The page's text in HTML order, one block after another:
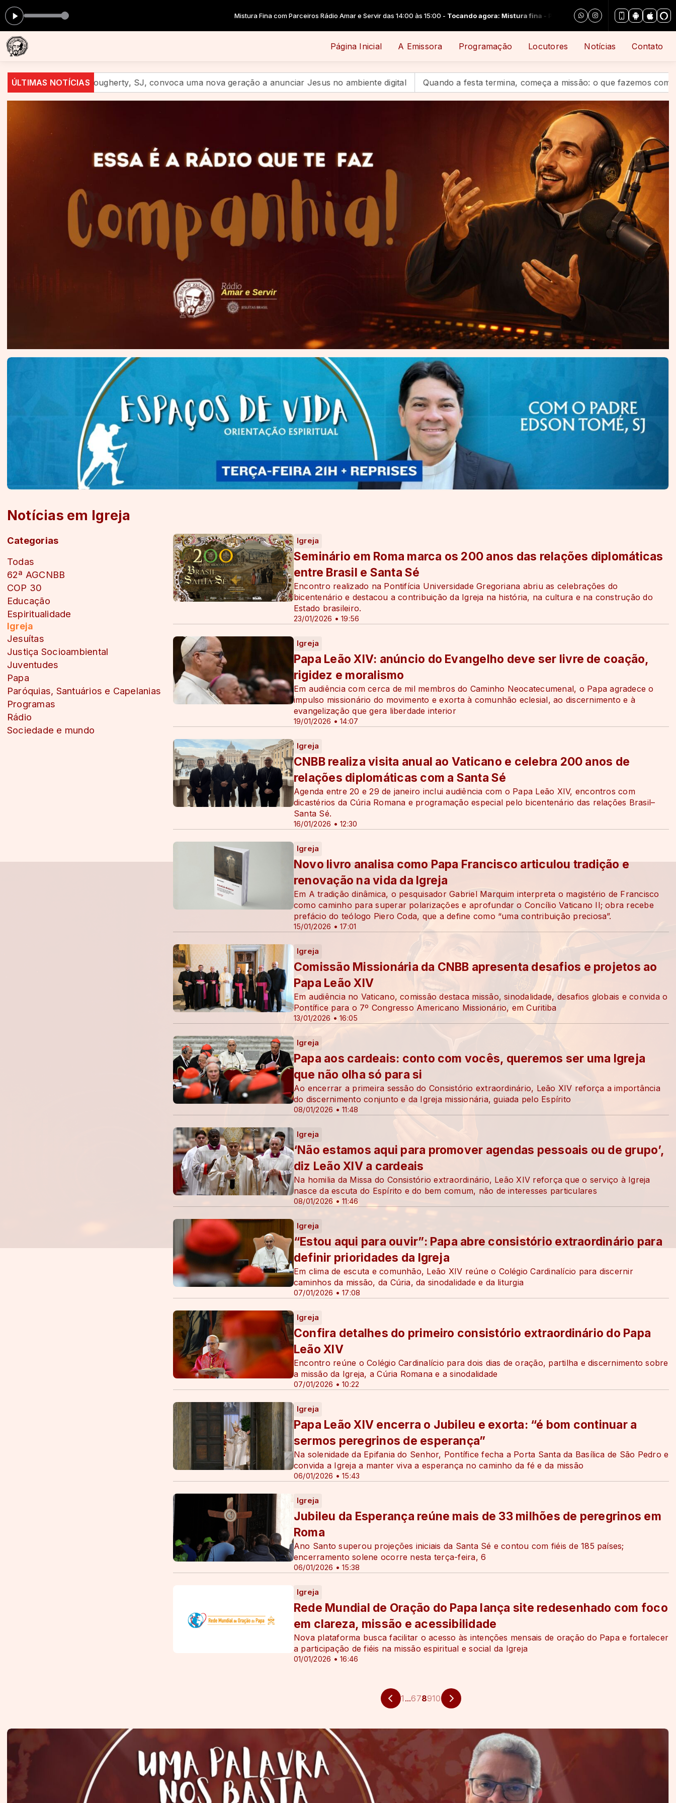
Mistura Fina com Parceiros Rádio Amar e Servir das 14:00 às 15:00 -Tocando agora: Mistura fina - Parte 2
Página Inicial A Emissora Programação Locutores Notícias Contato
ÚLTIMAS NOTÍCIAS
SJ, convoca uma nova geração a anunciar Jesus no ambiente digital Quando a festa termina, começa a missão: o que fazemos com o legado de Santo Inácio?
Notícias em Igreja
Categorias
Todas
62ª AGCNBB
COP 30
Educação
Espiritualidade
Igreja
Jesuítas
Justiça Socioambiental
Juventudes
Papa
Paróquias, Santuários e Capelanias
Programas
Rádio
Sociedade e mundo
Igreja
23/01/2026 • 19:56
Seminário em Roma marca os 200 anos das relações diplomáticas
entre Brasil e Santa Sé
Encontro realizado na Pontifícia Universidade Gregoriana abriu as celebrações do
bicentenário e destacou a contribuição da Igreja na história, na cultura e na construção do
Estado brasileiro.
Igreja
19/01/2026 • 14:07
Papa Leão XIV: anúncio do Evangelho deve ser livre de coação,
rigidez e moralismo
Em audiência com cerca de mil membros do Caminho Neocatecumenal, o Papa agradece o
impulso missionário do movimento e exorta à comunhão eclesial, ao discernimento e à
evangelização que gera liberdade interior
Igreja
16/01/2026 • 12:30
CNBB realiza visita anual ao Vaticano e celebra 200 anos de
relações diplomáticas com a Santa Sé
Agenda entre 20 e 29 de janeiro inclui audiência com o Papa Leão XIV, encontros com
dicastérios da Cúria Romana e programação especial pelo bicentenário das relações Brasil–
Santa Sé.
Igreja
15/01/2026 • 17:01
Novo livro analisa como Papa Francisco articulou tradição e
renovação na vida da Igreja
Em A tradição dinâmica, o pesquisador Gabriel Marquim interpreta o magistério de Francisco
como caminho para superar polarizações e aprofundar o Concílio Vaticano II; obra recebe
prefácio do teólogo Piero Coda, que a define como “uma contribuição preciosa”.
Igreja
13/01/2026 • 16:05
Comissão Missionária da CNBB apresenta desafios e projetos ao
Papa Leão XIV
Em audiência no Vaticano, comissão destaca missão, sinodalidade, desafios globais e convida o
Pontífice para o 7º Congresso Americano Missionário, em Curitiba
Igreja
08/01/2026 • 11:48
Papa aos cardeais: conto com vocês, queremos ser uma Igreja
que não olha só para si
Ao encerrar a primeira sessão do Consistório extraordinário, Leão XIV reforça a importância
do discernimento conjunto e da Igreja missionária, guiada pelo Espírito
Igreja
08/01/2026 • 11:46
‘Não estamos aqui para promover agendas pessoais ou de grupo’,
diz Leão XIV a cardeais
Na homilia da Missa do Consistório extraordinário, Leão XIV reforça que o serviço à Igreja
nasce da escuta do Espírito e do bem comum, não de interesses particulares
Igreja
07/01/2026 • 17:08
“Estou aqui para ouvir”: Papa abre consistório extraordinário para
definir prioridades da Igreja
Em clima de escuta e comunhão, Leão XIV reúne o Colégio Cardinalício para discernir
caminhos da missão, da Cúria, da sinodalidade e da liturgia
Igreja
07/01/2026 • 10:22
Confira detalhes do primeiro consistório extraordinário do Papa
Leão XIV
Encontro reúne o Colégio Cardinalício para dois dias de oração, partilha e discernimento sobre
a missão da Igreja, a Cúria Romana e a sinodalidade
Igreja
06/01/2026 • 15:43
Papa Leão XIV encerra o Jubileu e exorta: “é bom continuar a
sermos peregrinos de esperança”
Na solenidade da Epifania do Senhor, Pontífice fecha a Porta Santa da Basílica de São Pedro e
convida a Igreja a manter viva a esperança no caminho da fé e da missão
Igreja
06/01/2026 • 15:38
Jubileu da Esperança reúne mais de 33 milhões de peregrinos em
Roma
Ano Santo superou projeções iniciais da Santa Sé e contou com fiéis de 185 países;
encerramento solene ocorre nesta terça-feira, 6
Igreja
01/01/2026 • 16:46
Rede Mundial de Oração do Papa lança site redesenhado com foco
em clareza, missão e acessibilidade
Nova plataforma busca facilitar o acesso às intenções mensais de oração do Papa e fortalecer
a participação de fiéis na missão espiritual e social da Igreja
1 ...678910